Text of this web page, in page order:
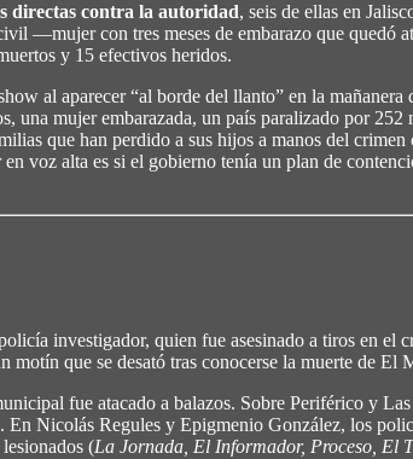
directas contra la autoridad, seis de ellas en
—mujer con tres meses de embarazo que
y 15 efectivos heridos.
al aparecer “al borde del llanto” en la
una mujer embarazada, un país paralizado por
que han perdido a sus hijos a manos del
voz alta es si el gobierno tenía un plan de
investigador, quien fue asesinado a tiros en el
que se desató tras conocerse la muerte de El
fue atacado a balazos. Sobre Periférico y
Nicolás Regules y Epigmenio González, los
(La Jornada, El Informador, Proceso, El